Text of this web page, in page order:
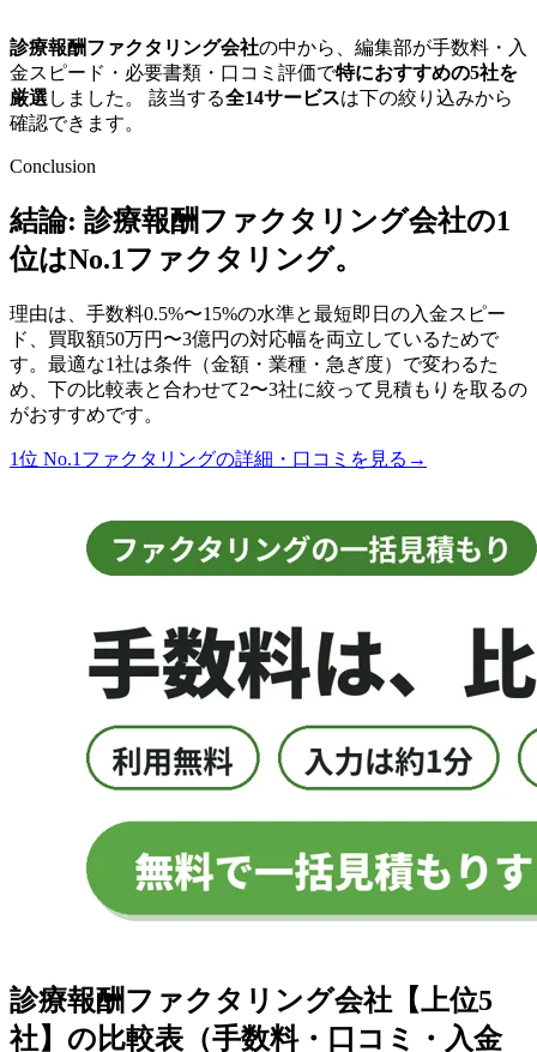
診療報酬ファクタリング会社の中から、編集部が手数料・入
金スピード・必要書類・口コミ評価で特におすすめの5社を
厳選 しました。 該当する全14サービスは下の絞り込みから
確認できます。
Conclusion
結論: 診療報酬ファクタリング会社の1
位はNo.1ファクタリング。
理由は、 手数料0.5%〜15%の水準と最短即日 の入金スピー
ド、 買取額50万円〜3億円の対応幅を両立しているためで
す。最適な1社は条件（金額・業種・急ぎ度）で変わるた
め、下の比較表と合わせて2〜3社に絞って見積もりを取るの
がおすすめです。
1位 No.1ファクタリングの詳細・口コミを見る →
診療報酬ファクタリング会社 【上位5
社】の比較表（手数料・口コミ・入金